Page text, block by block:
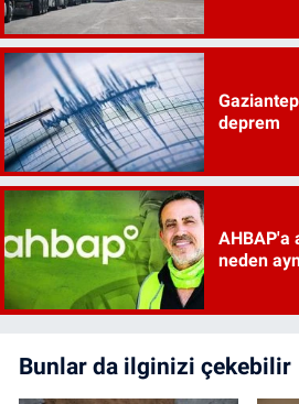
deprem
AHBAP'a
neden
Bunlar da ilginizi çekebilir